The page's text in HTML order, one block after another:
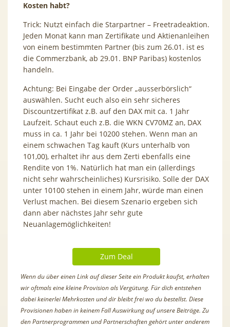
Kosten habt?
Trick: Nutzt einfach die Starpartner – Freetradeaktion.
Jeden Monat kann man Zertifikate und Aktienanleihen
von einem bestimmten Partner (bis zum 26.01. ist es
die Commerzbank, ab 29.01. BNP Paribas) kostenlos
handeln.
Achtung: Bei Eingabe der Order „ausserbörslich“
auswählen. Sucht euch also ein sehr sicheres
Discountzertifikat z.B. auf den DAX mit ca. 1 Jahr
Laufzeit. Schaut euch z.B. die WKN CV70MZ an, DAX
muss in ca. 1 Jahr bei 10200 stehen. Wenn man an
einem schwachen Tag kauft (Kurs unterhalb von
101,00), erhaltet ihr aus dem Zerti ebenfalls eine
Rendite von 1%. Natürlich hat man ein (allerdings
nicht sehr wahrscheinliches) Kursrisiko. Solle der DAX
unter 10100 stehen in einem Jahr, würde man einen
Verlust machen. Bei diesem Szenario ergeben sich
dann aber nächstes Jahr sehr gute
Neuanlagemöglichkeiten!
Zum Deal
Wenn du über einen Link auf dieser Seite ein Produkt kaufst, erhalten
wir oftmals eine kleine Provision als Vergütung. Für dich entstehen
dabei keinerlei Mehrkosten und dir bleibt frei wo du bestellst. Diese
Provisionen haben in keinem Fall Auswirkung auf unsere Beiträge. Zu
den Partnerprogrammen und Partnerschaften gehört unter anderem